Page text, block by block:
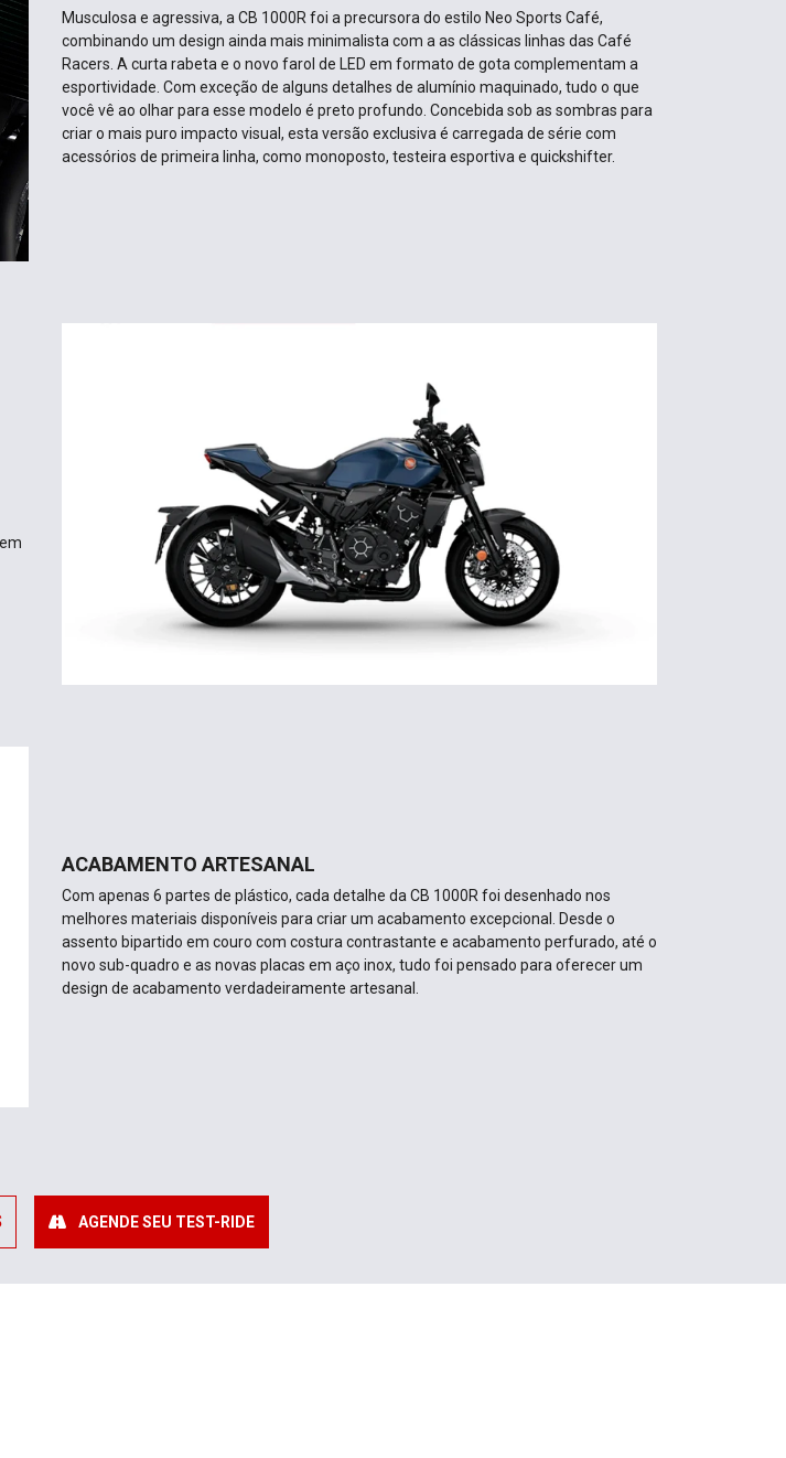
Musculosa e agressiva, a CB 1000R foi a precursora do estilo Neo Sports Café,
combinando um design ainda mais minimalista com a as clássicas linhas das Café
Racers. A curta rabeta e o novo farol de LED em formato de gota complementam a
esportividade. Com exceção de alguns detalhes de alumínio maquinado, tudo o que
você vê ao olhar para esse modelo é preto profundo. Concebida sob as sombras para
criar o mais puro impacto visual, esta versão exclusiva é carregada de série com
acessórios de primeira linha, como monoposto, testeira esportiva e quickshifter.
ACABAMENTO ARTESANAL
Com apenas 6 partes de plástico, cada detalhe da CB 1000R foi desenhado nos
melhores materiais disponíveis para criar um acabamento excepcional. Desde o
assento bipartido em couro com costura contrastante e acabamento perfurado, até o
novo sub-quadro e as novas placas em aço inox, tudo foi pensado para oferecer um
design de acabamento verdadeiramente artesanal.
AGENDE SEU TEST-RIDE